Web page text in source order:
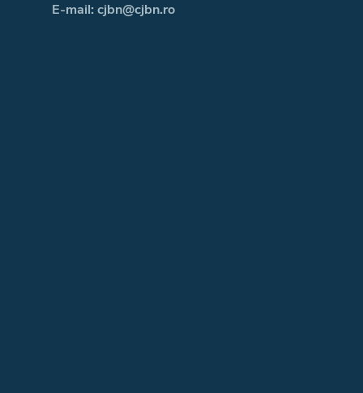
E-mail: cjbn@cjbn.ro